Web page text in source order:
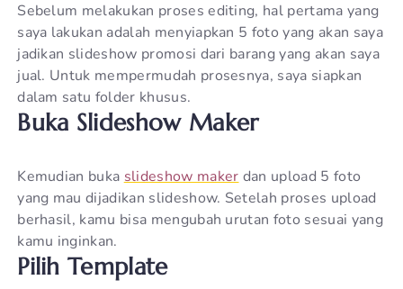
Sebelum melakukan proses editing, hal pertama yang
saya lakukan adalah menyiapkan 5 foto yang akan saya
jadikan slideshow promosi dari barang yang akan saya
jual. Untuk mempermudah prosesnya, saya siapkan
dalam satu folder khusus.
Buka Slideshow Maker
Kemudian buka slideshow maker dan upload 5 foto
yang mau dijadikan slideshow. Setelah proses upload
berhasil, kamu bisa mengubah urutan foto sesuai yang
kamu inginkan.
Pilih Template